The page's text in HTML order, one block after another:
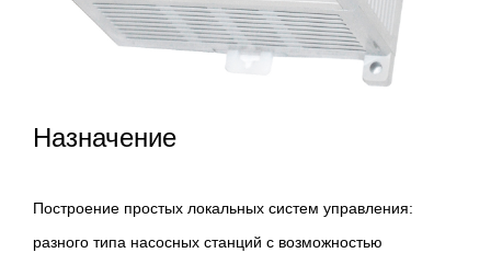
Назначение
Построение простых локальных систем управления:
разного типа насосных станций с возможностью